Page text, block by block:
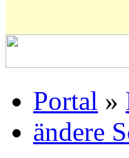
Portal »
ändere